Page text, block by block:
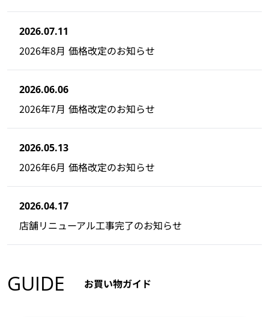
2026.07.11
2026年8月 価格改定のお知らせ
2026.06.06
2026年7月 価格改定のお知らせ
2026.05.13
2026年6月 価格改定のお知らせ
2026.04.17
店舗リニューアル工事完了のお知らせ
GUIDE お買い物ガイド